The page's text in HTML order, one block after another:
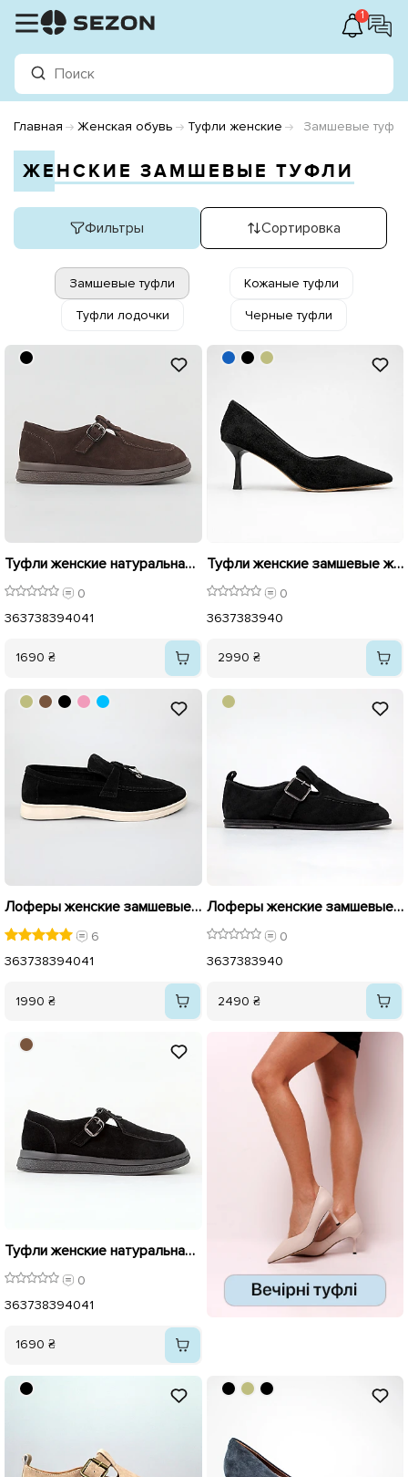
1
Главная Женская обувь Туфли женские Замшевые туфли
ЖЕНСКИЕ ЗАМШЕВЫЕ ТУФЛИ
Фильтры Сортировка
Замшевые туфли Кожаные туфли
Туфли лодочки Черные туфли
Туфли женские натуральная замша 596141 Коричневый
0
363738394041
1690 ₴
Туфли женские замшевые женские 596290 Черные
0
3637383940
2990 ₴
Лоферы женские замшевые 585379 Черные
6
363738394041
1990 ₴
Лоферы женские замшевые 594322 Черные
0
3637383940
2490 ₴
Туфли женские натуральная замша 596142 Черные
0
363738394041
1690 ₴